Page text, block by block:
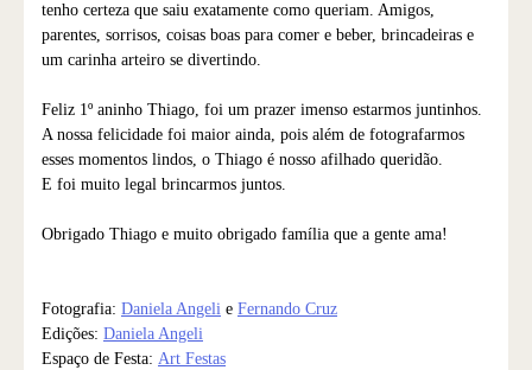
tenho certeza que saiu exatamente como queriam. Amigos,
parentes, sorrisos, coisas boas para comer e beber, brincadeiras e
um carinha arteiro se divertindo.
Feliz 1º aninho Thiago, foi um prazer imenso estarmos juntinhos.
A nossa felicidade foi maior ainda, pois além de fotografarmos
esses momentos lindos, o Thiago é nosso afilhado queridão.
E foi muito legal brincarmos juntos.
Obrigado Thiago e muito obrigado família que a gente ama!
Fotografia: Daniela Angeli e Fernando Cruz
Edições: Daniela Angeli
Espaço de Festa: Art Festas